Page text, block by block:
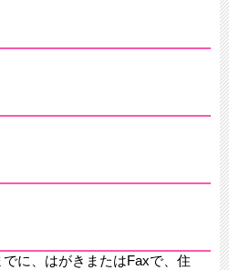
に、はがきまたはFaxで、住